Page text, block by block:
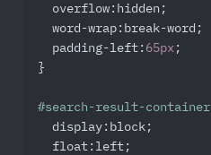
overflow :hidden;
word-wrap :break-word;
padding-left : 65px ;
}
#search-result-container
display :block;
float :left;